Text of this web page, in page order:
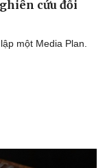
cứu đối
một Media Plan.